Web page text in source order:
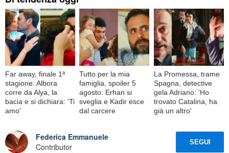
Far away, finale 1ª
stagione: Albora
corre da Alya, la
bacia e si dichiara: 'Ti
amo'
Tutto per la mia
famiglia, spoiler 5
agosto: Erhan si
sveglia e Kadir esce
dal carcere
La Promessa, trame
Spagna, detective
gela Adriano: 'Ho
trovato Catalina, ha
già un altro'
Federica Emmanuele
Contributor
SEGUI